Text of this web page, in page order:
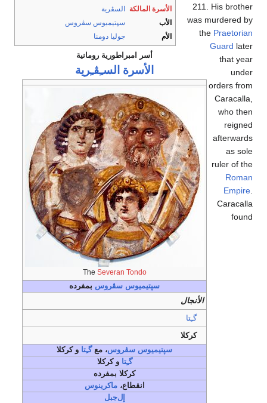
الأسرة المالكة
السڤرية
الأب
سپتيميوس سڤروس
الأم
جوليا دومنا
أسر امبراطورية رومانية
الأسرة السـِڤـِرية
The Severan Tondo
سپتيميوس سڤروس بمفرده
الأنجال
گـِتا
كركلا
سپتيميوس سڤروس، معگـِتا وكركلا
گـِتا وكركلا
كركلابمفرده
انقطاع،ماكرينوس
إل‌جبل
211. His brother
was murdered by
the Praetorian
Guard later
that year
under
orders from
Caracalla,
who then
reigned
afterwards
as sole
ruler of the
Roman
Empire
Caracalla
found